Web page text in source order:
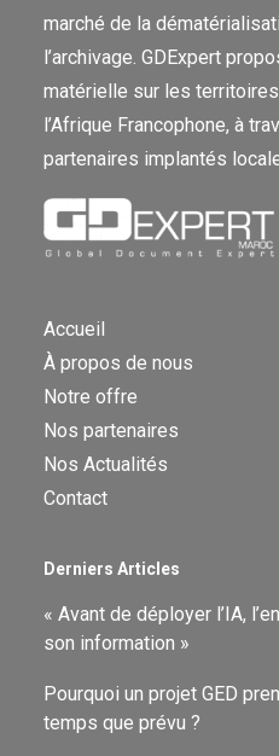
marché de la
l’archivage. GDExpert
matérielle sur les
l’Afrique Francophone, à
partenaires implantés
Accueil
À propos de nous
Notre offre
Nos partenaires
Nos Actualités
Contact
Derniers Articles
« Avant de déployer l’IA,
son information »
Pourquoi un projet GED
temps que prévu ?